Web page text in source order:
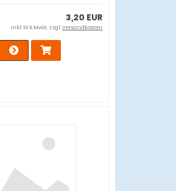
3,20 EUR
inkl. 19 % MwSt. zzgl.Versandkosten